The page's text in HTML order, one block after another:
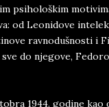
psihološkim
od Leonidove
ravnodušnosti i
do njegove,
1944. godine kao